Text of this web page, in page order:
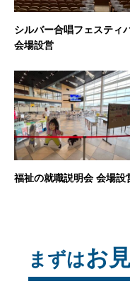
シルバー合唱フェスティ
会場設営
福祉の就職説明会 会場設
まずはお